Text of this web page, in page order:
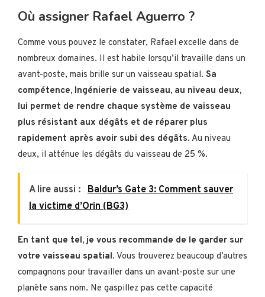
Où assigner Rafael Aguerro ?
Comme vous pouvez le constater, Rafael excelle dans de
nombreux domaines. Il est habile lorsqu’il travaille dans un
avant-poste, mais brille sur un vaisseau spatial. Sa
compétence, Ingénierie de vaisseau, au niveau deux,
lui permet de rendre chaque système de vaisseau
plus résistant aux dégâts et de réparer plus
rapidement après avoir subi des dégâts. Au niveau
deux, il atténue les dégâts du vaisseau de 25 %.
A lire aussi :
Baldur’s Gate 3: Comment sauver
la victime d’Orin (BG3)
En tant que tel, je vous recommande de le garder sur
votre vaisseau spatial. Vous trouverez beaucoup d’autres
compagnons pour travailler dans un avant-poste sur une
planète sans nom. Ne gaspillez pas cette capacité